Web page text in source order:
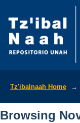
Tz'ibalnaah Home →
Browsing